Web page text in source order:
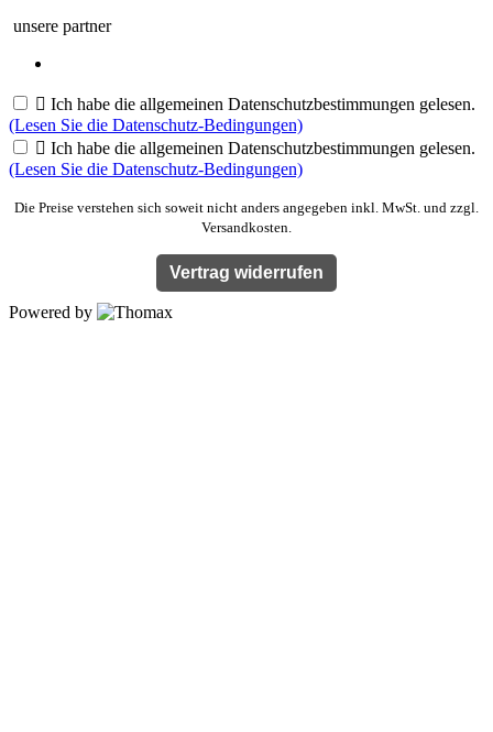
unsere partner
 Ich habe die allgemeinen Datenschutzbestimmungen gelesen.
(Lesen Sie die Datenschutz-Bedingungen)
 Ich habe die allgemeinen Datenschutzbestimmungen gelesen.
(Lesen Sie die Datenschutz-Bedingungen)
Die Preise verstehen sich soweit nicht anders angegeben inkl. MwSt. und zzgl.
Versandkosten.
Vertrag widerrufen
Powered by